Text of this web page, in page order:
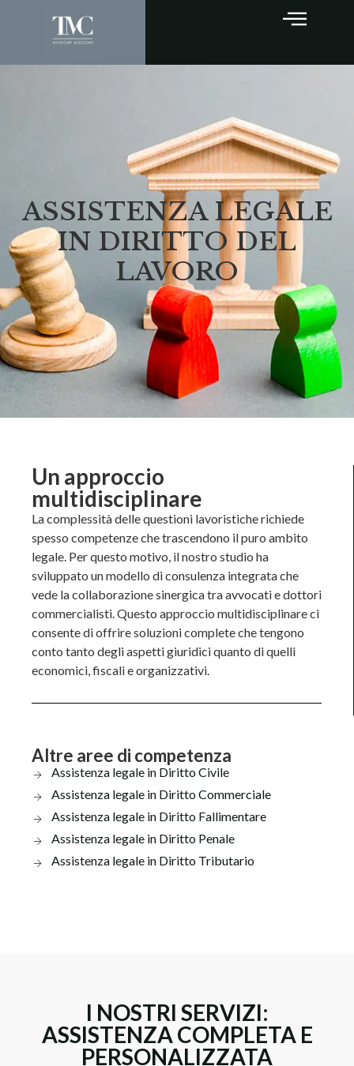
ASSISTENZA LEGALE
IN DIRITTO DEL
LAVORO
Un approccio
multidisciplinare
La complessità delle questioni lavoristiche richiede
spesso competenze che trascendono il puro ambito
legale. Per questo motivo, il nostro studio ha
sviluppato un modello di consulenza integrata che
vede la collaborazione sinergica tra avvocati e dottori
commercialisti. Questo approccio multidisciplinare ci
consente di offrire soluzioni complete che tengono
conto tanto degli aspetti giuridici quanto di quelli
economici, fiscali e organizzativi.
Altre aree di competenza
Assistenza legale in Diritto Civile
Assistenza legale in Diritto Commerciale
Assistenza legale in Diritto Fallimentare
Assistenza legale in Diritto Penale
Assistenza legale in Diritto Tributario
I NOSTRI SERVIZI:
ASSISTENZA COMPLETA E
PERSONALIZZATA